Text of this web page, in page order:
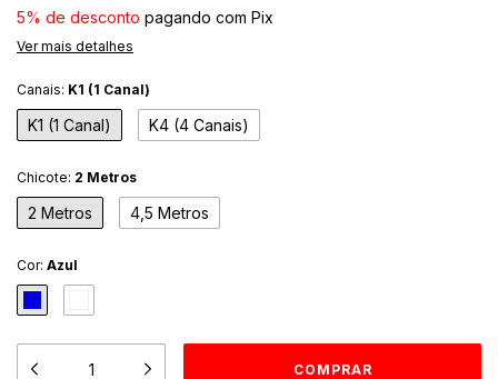
5% de desconto pagando com Pix
Ver mais detalhes
Canais: K1 (1 Canal)
K1 (1 Canal) K4 (4 Canais)
Chicote: 2 Metros
2 Metros 4,5 Metros
Cor: Azul